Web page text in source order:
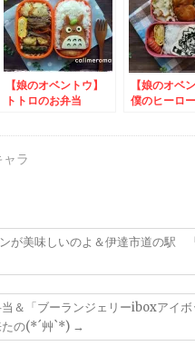
【娘のオベントウ】
トトロのお弁当
【娘のオベ
僕のヒーロ
ラ
が美味しいのよ＆伊達市道の駅
＆「ブーランジェリーiboxアイ
たの(*´艸`*) →